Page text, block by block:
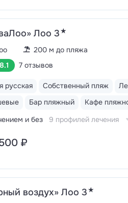
Лоо 3★
200 м до пляжа
8.1
7 отзывов
русская Собственный пляж
Бар пляжный Кафе
и без
9 профилей лечения
₽
воздух» Лоо 3★